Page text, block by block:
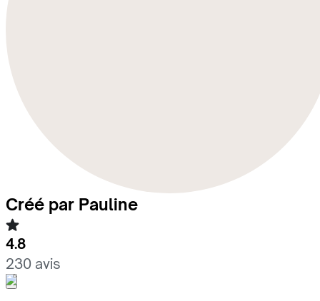
Créé par Pauline
4.8
230 avis